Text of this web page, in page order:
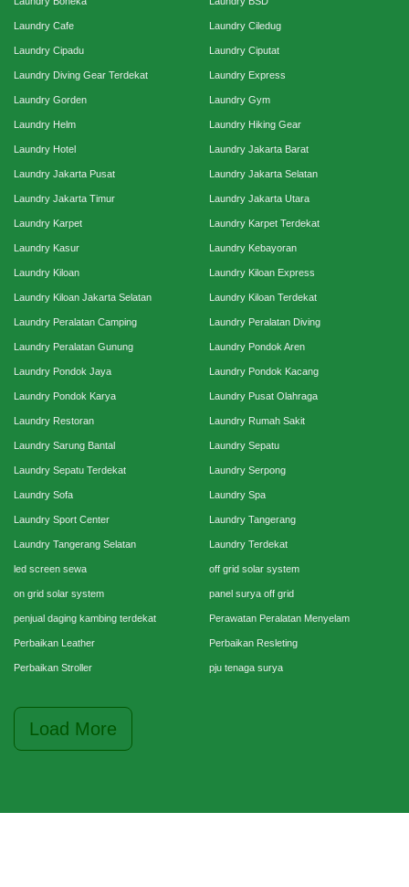
Laundry Cafe Laundry Ciledug
Laundry Cipadu Laundry Ciputat
Laundry Diving Gear Terdekat Laundry Express
Laundry Gorden Laundry Gym
Laundry Helm Laundry Hiking Gear
Laundry Hotel Laundry Jakarta Barat
Laundry Jakarta Pusat Laundry Jakarta Selatan
Laundry Jakarta Timur Laundry Jakarta Utara
Laundry Karpet Laundry Karpet Terdekat
Laundry Kasur Laundry Kebayoran
Laundry Kiloan Laundry Kiloan Express
Laundry Kiloan Jakarta Selatan Laundry Kiloan Terdekat
Laundry Peralatan Camping Laundry Peralatan Diving
Laundry Peralatan Gunung Laundry Pondok Aren
Laundry Pondok Jaya Laundry Pondok Kacang
Laundry Pondok Karya Laundry Pusat Olahraga
Laundry Restoran Laundry Rumah Sakit
Laundry Sarung Bantal Laundry Sepatu
Laundry Sepatu Terdekat Laundry Serpong
Laundry Sofa Laundry Spa
Laundry Sport Center Laundry Tangerang
Laundry Tangerang Selatan Laundry Terdekat
led screen sewa off grid solar system
on grid solar system panel surya off grid
penjual daging kambing terdekat Perawatan Peralatan Menyelam
Perbaikan Leather Perbaikan Resleting
Perbaikan Stroller pju tenaga surya
Load More